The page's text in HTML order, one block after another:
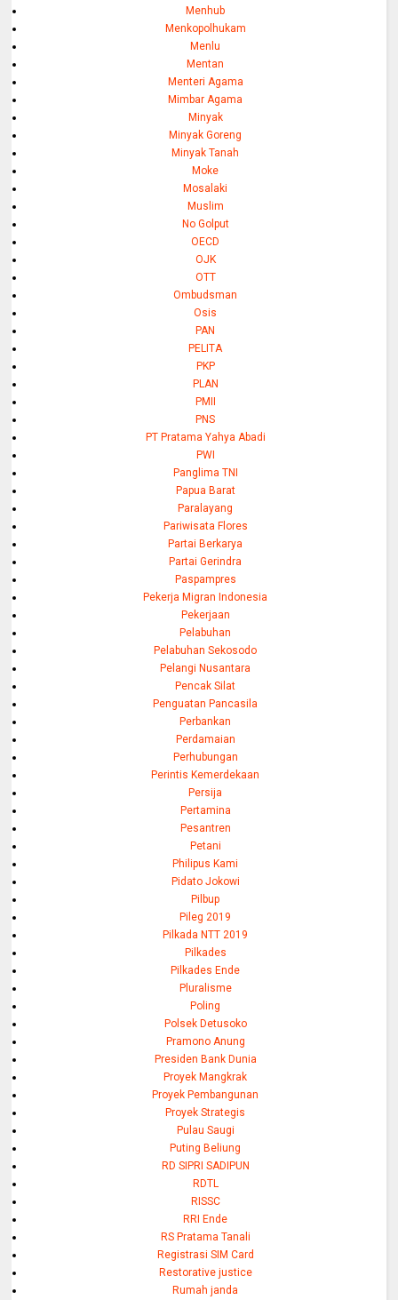
Menhub
Menkopolhukam
Menlu
Mentan
Menteri Agama
Mimbar Agama
Minyak
Minyak Goreng
Minyak Tanah
Moke
Mosalaki
Muslim
No Golput
OECD
OJK
OTT
Ombudsman
Osis
PAN
PELITA
PKP
PLAN
PMII
PNS
PT Pratama Yahya Abadi
PWI
Panglima TNI
Papua Barat
Paralayang
Pariwisata Flores
Partai Berkarya
Partai Gerindra
Paspampres
Pekerja Migran Indonesia
Pekerjaan
Pelabuhan
Pelabuhan Sekosodo
Pelangi Nusantara
Pencak Silat
Penguatan Pancasila
Perbankan
Perdamaian
Perhubungan
Perintis Kemerdekaan
Persija
Pertamina
Pesantren
Petani
Philipus Kami
Pidato Jokowi
Pilbup
Pileg 2019
Pilkada NTT 2019
Pilkades
Pilkades Ende
Pluralisme
Poling
Polsek Detusoko
Pramono Anung
Presiden Bank Dunia
Proyek Mangkrak
Proyek Pembangunan
Proyek Strategis
Pulau Saugi
Puting Beliung
RD SIPRI SADIPUN
RDTL
RISSC
RRI Ende
RS Pratama Tanali
Registrasi SIM Card
Restorative justice
Rumah janda